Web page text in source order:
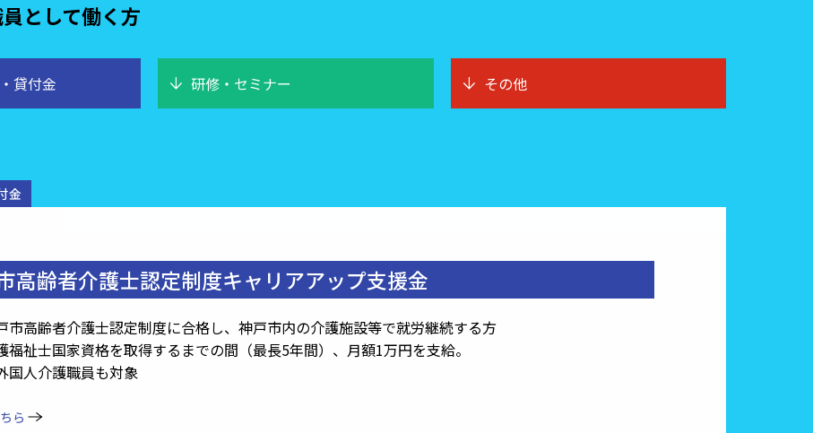
として働く方
貸付金 arrow_downward 研修・セミナー arrow_downward その他
金
高齢者介護士認定制度キャリアアップ支援金
市高齢者介護士認定制度に合格し、神戸市内の介護施設等で就労継続する方
福祉士国家資格を取得するまでの間（最長5年間）、月額1万円を支給。
介護職員も対象
ら